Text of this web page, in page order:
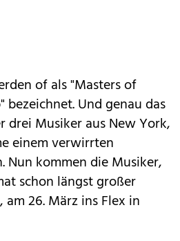
of als "Masters of
Und genau das
drei Musiker aus New York,
einem verwirrten
Nun kommen die Musiker,
schon längst großer
26. März ins Flex in